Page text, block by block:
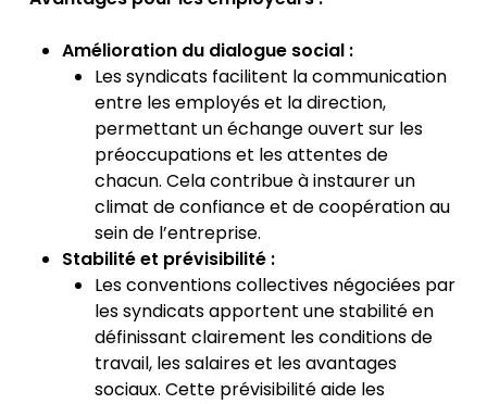
Amélioration du dialogue social :
Les syndicats facilitent la communication
entre les employés et la direction,
permettant un échange ouvert sur les
préoccupations et les attentes de
chacun. Cela contribue à instaurer un
climat de confiance et de coopération au
sein de l’entreprise.
Stabilité et prévisibilité :
Les conventions collectives négociées par
les syndicats apportent une stabilité en
définissant clairement les conditions de
travail, les salaires et les avantages
sociaux. Cette prévisibilité aide les